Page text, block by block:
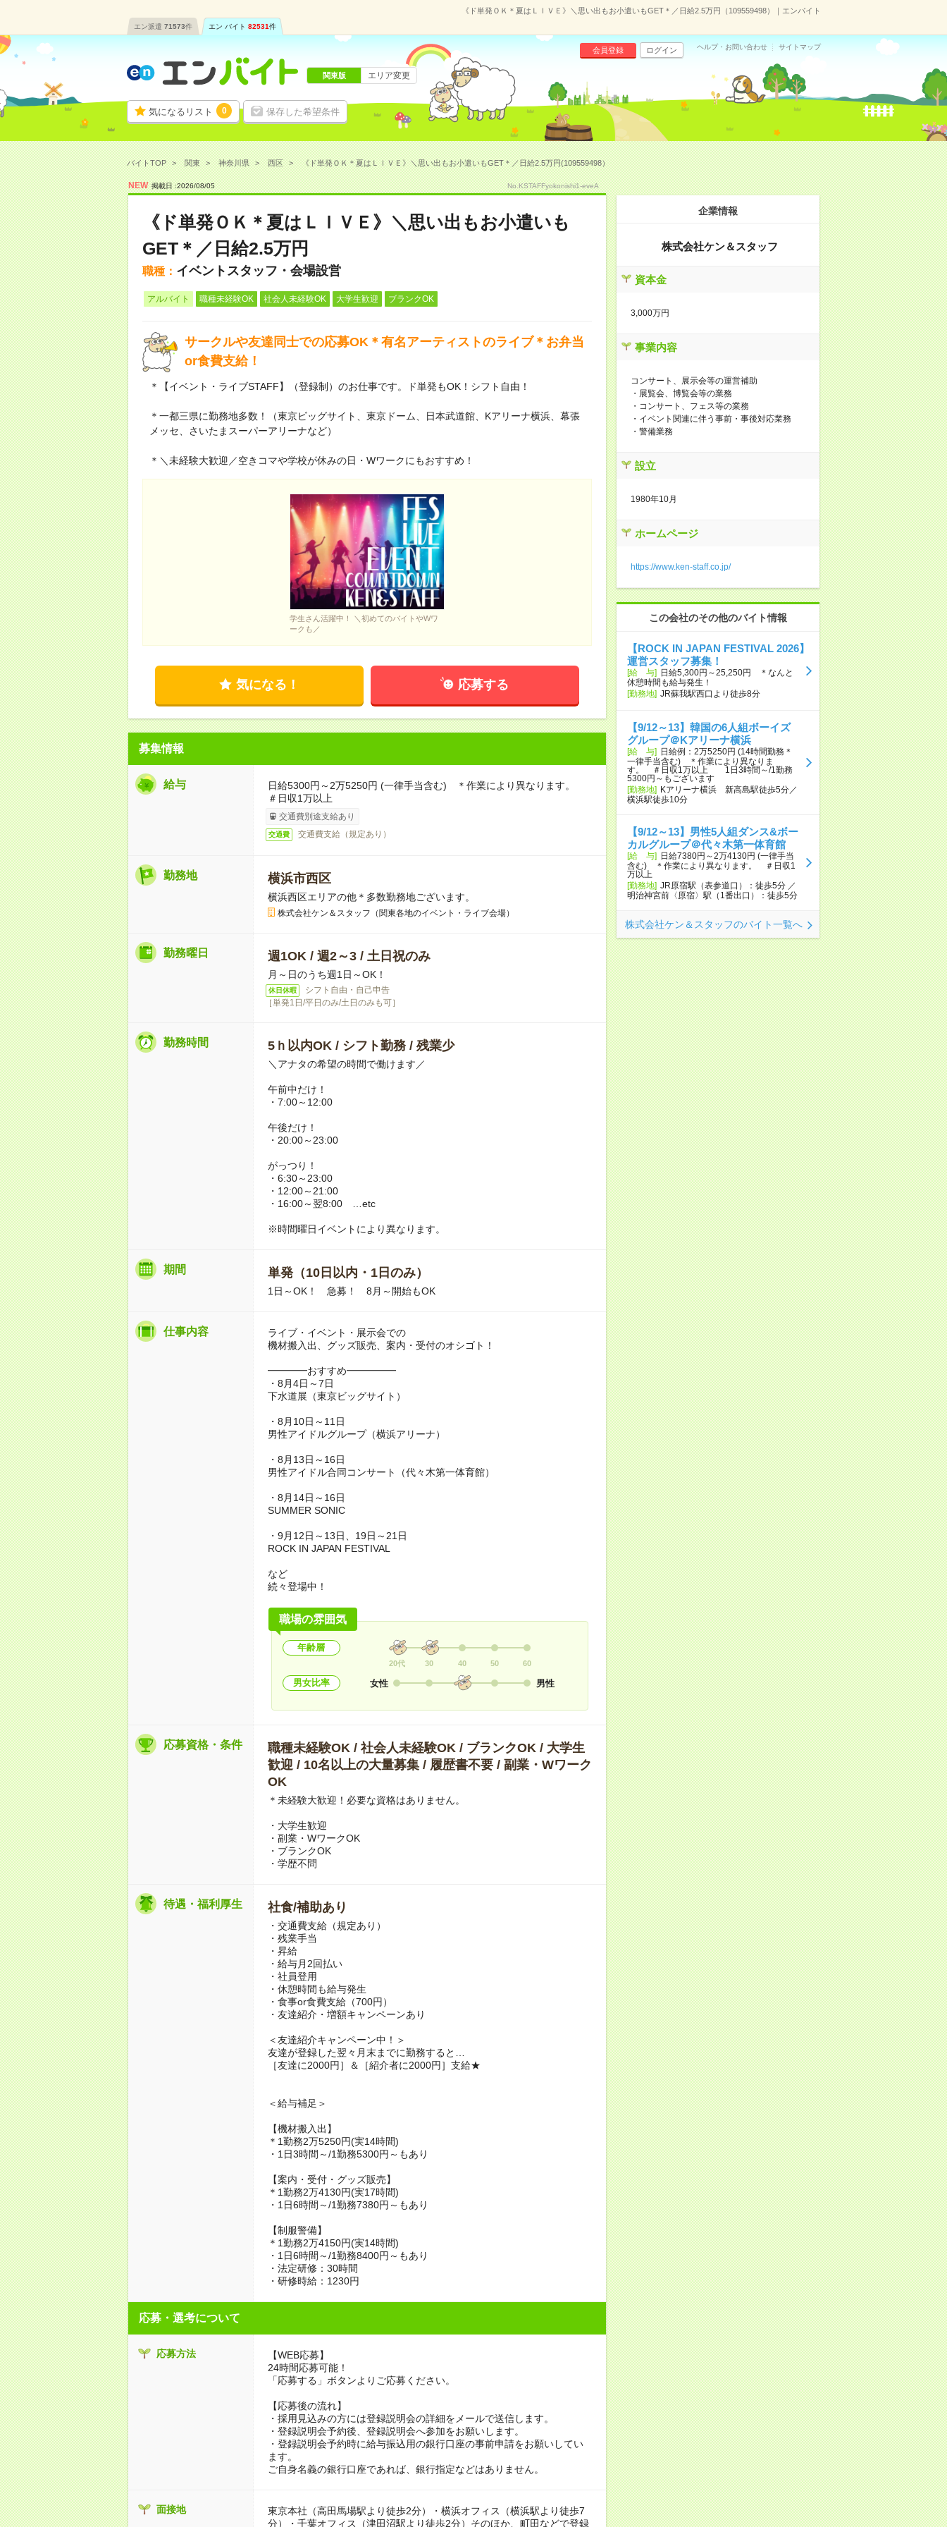
《ド単発ＯＫ＊夏はＬＩＶＥ》＼思い出もお小遣いもGET＊／日給2.5万円（109559498）｜エンバイト
エン派遣 71573件 エン バイト 82531件
気になるリスト 0 保存した希望条件
会員登録 ログイン ヘルプ・お問い合わせ サイトマップ
関東版 エリア変更
バイトTOP 関東 神奈川県 西区 《ド単発ＯＫ＊夏はＬＩＶＥ》＼思い出もお小遣いもGET＊／日給2.5万円(109559498）
NEW 掲載日 :2026/08/05 No.KSTAFFyokonishi1-eveA
《ド単発ＯＫ＊夏はＬＩＶＥ》＼思い出もお小遣いも
GET＊／日給2.5万円
職種： イベントスタッフ・会場設営
アルバイト 職種未経験OK 社会人未経験OK 大学生歓迎 ブランクOK
サークルや友達同士での応募OK＊有名アーティストのライブ＊お弁当
or食費支給！
＊【イベント・ライブSTAFF】（登録制）のお仕事です。ド単発もOK！シフト自由！
＊一都三県に勤務地多数！（東京ビッグサイト、東京ドーム、日本武道館、Kアリーナ横浜、幕張
メッセ、さいたまスーパーアリーナなど）
＊＼未経験大歓迎／空きコマや学校が休みの日・Wワークにもおすすめ！
学生さん活躍中！ ＼初めてのバイトやWワ
ークも／
気になる！ 応募する
募集情報
給与
日給5300円～2万5250円 (一律手当含む) ＊作業により異なります。
＃日収1万以上
交通費別途支給あり
交通費 交通費支給（規定あり）
勤務地 横浜市西区
横浜西区エリアの他＊多数勤務地ございます。
株式会社ケン＆スタッフ（関東各地のイベント・ライブ会場）
勤務曜日 週1OK / 週2～3 / 土日祝のみ
月～日のうち週1日～OK！
休日休暇
シフト自由・自己申告
［単発1日/平日のみ/土日のみも可］
勤務時間 5ｈ以内OK / シフト勤務 / 残業少
＼アナタの希望の時間で働けます／
午前中だけ！
・7:00～12:00
午後だけ！
・20:00～23:00
がっつり！
・6:30～23:00
・12:00～21:00
・16:00～翌8:00 …etc
※時間曜日イベントにより異なります。
期間 単発（10日以内・1日のみ）
1日～OK！ 急募！ 8月～開始もOK
仕事内容
ライブ・イベント・展示会での
機材搬入出、グッズ販売、案内・受付のオシゴト！
━━━━おすすめ━━━━━
・8月4日～7日
下水道展（東京ビッグサイト）
・8月10日～11日
男性アイドルグループ（横浜アリーナ）
・8月13日～16日
男性アイドル合同コンサート（代々木第一体育館）
・8月14日～16日
SUMMER SONIC
・9月12日～13日、19日～21日
ROCK IN JAPAN FESTIVAL
など
続々登場中！
職場の雰囲気
年齢層
20代 30 40 50 60
男女比率 女性 男性
応募資格・条件
職種未経験OK / 社会人未経験OK / ブランクOK / 大学生
歓迎 / 10名以上の大量募集 / 履歴書不要 / 副業・Wワーク
OK
＊未経験大歓迎！必要な資格はありません。
・大学生歓迎
・副業・WワークOK
・ブランクOK
・学歴不問
待遇・福利厚生 社食/補助あり
・交通費支給（規定あり）
・残業手当
・昇給
・給与月2回払い
・社員登用
・休憩時間も給与発生
・食事or食費支給（700円）
・友達紹介・増額キャンペーンあり
＜友達紹介キャンペーン中！＞
友達が登録した翌々月末までに勤務すると…
［友達に2000円］＆［紹介者に2000円］支給★
＜給与補足＞
【機材搬入出】
＊1勤務2万5250円(実14時間)
・1日3時間～/1勤務5300円～もあり
【案内・受付・グッズ販売】
＊1勤務2万4130円(実17時間)
・1日6時間～/1勤務7380円～もあり
【制服警備】
＊1勤務2万4150円(実14時間)
・1日6時間～/1勤務8400円～もあり
・法定研修：30時間
・研修時給：1230円
応募・選考について
応募方法
【WEB応募】
24時間応募可能！
「応募する」ボタンよりご応募ください。
【応募後の流れ】
・採用見込みの方には登録説明会の詳細をメールで送信します。
・登録説明会予約後、登録説明会へ参加をお願いします。
・登録説明会予約時に給与振込用の銀行口座の事前申請をお願いしてい
ます。
ご自身名義の銀行口座であれば、銀行指定などはありません。
面接地
東京本社（高田馬場駅より徒歩2分）・横浜オフィス（横浜駅より徒歩7
分）・千葉オフィス（津田沼駅より徒歩2分）そのほか、町田などで登録
企業情報
株式会社ケン＆スタッフ
資本金
3,000万円
事業内容
コンサート、展示会等の運営補助
・展覧会、博覧会等の業務
・コンサート、フェス等の業務
・イベント関連に伴う事前・事後対応業務
・警備業務
設立
1980年10月
ホームページ
https://www.ken-staff.co.jp/
この会社のその他のバイト情報
【ROCK IN JAPAN FESTIVAL 2026】
運営スタッフ募集！
[給 与] 日給5,300円～25,250円 ＊なんと
休憩時間も給与発生！
[勤務地] JR蘇我駅西口より徒歩8分
【9/12～13】韓国の6人組ボーイズ
グループ＠Kアリーナ横浜
[給 与] 日給例：2万5250円 (14時間勤務＊
一律手当含む) ＊作業により異なりま
す。 ＃日収1万以上 1日3時間～/1勤務
5300円～もございます
[勤務地] Kアリーナ横浜 新高島駅徒歩5分／
横浜駅徒歩10分
【9/12～13】男性5人組ダンス&ボー
カルグループ＠代々木第一体育館
[給 与] 日給7380円～2万4130円 (一律手当
含む) ＊作業により異なります。 ＃日収1
万以上
[勤務地] JR原宿駅（表参道口）：徒歩5分 ／
明治神宮前〈原宿〉駅（1番出口）：徒歩5分
株式会社ケン＆スタッフのバイト一覧へ